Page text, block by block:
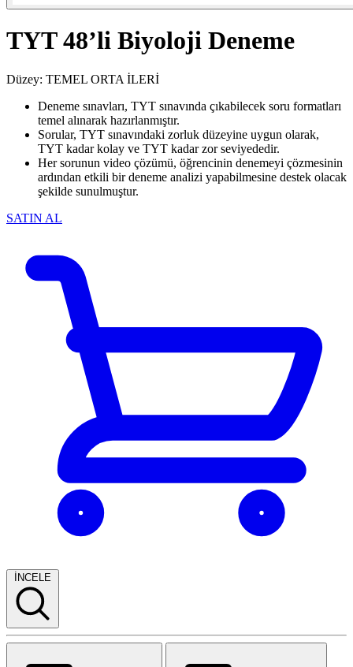
TYT 48’li Biyoloji Deneme
Düzey: TEMEL ORTA İLERİ
Deneme sınavları, TYT sınavında çıkabilecek soru formatları
temel alınarak hazırlanmıştır.
Sorular, TYT sınavındaki zorluk düzeyine uygun olarak,
TYT kadar kolay ve TYT kadar zor seviyededir.
Her sorunun video çözümü, öğrencinin denemeyi çözmesinin
ardından etkili bir deneme analizi yapabilmesine destek olacak
şekilde sunulmuştur.
SATIN AL
İNCELE